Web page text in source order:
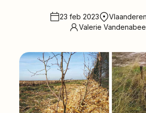
Nieuws
Word lidInloggen
23 feb 2023
Valerie